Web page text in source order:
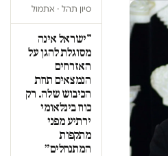
סיון תהל · אתמול
"ישראל אינה
מסוגלת להגן על
האזרחים
הנמצאים תחת
הכיבוש שלה. רק
כוח בינלאומי
ירתיע מפני
מתקפות
המתנחלים״